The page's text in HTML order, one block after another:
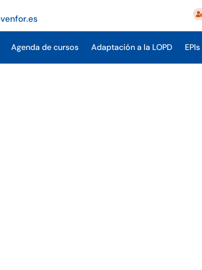
Agenda de cursos Adaptación a la LOPD EPIs